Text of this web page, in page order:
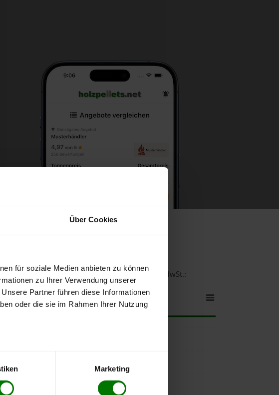
Über Cookies
für soziale Medien anbieten zu können
zu Ihrer Verwendung unserer
Partner führen diese Informationen
oder die sie im Rahmen Ihrer Nutzung
Marketing
ENplus-Qualität bei einer Lieferstelle inkl. MwSt.: